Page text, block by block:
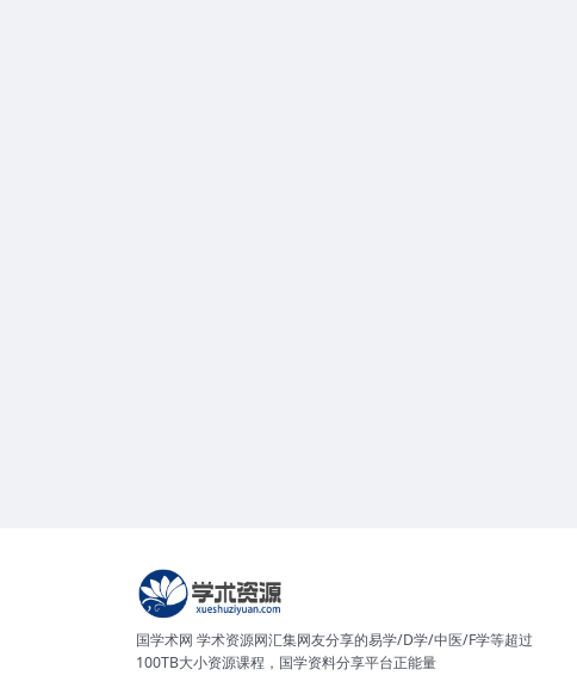
国学术网 学术资源网汇集网友分享的易学/D学/中医/F学等超过
100TB大小资源课程，国学资料分享平台正能量